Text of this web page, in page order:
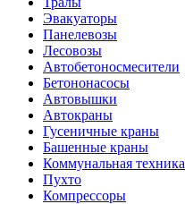
Эвакуаторы
Панелевозы
Лесовозы
Автобетоно­смесители
Бетононасосы
Автовышки
Автокраны
Гусеничные краны
Башенные краны
Коммунальная техника
Пухто
Компрессоры